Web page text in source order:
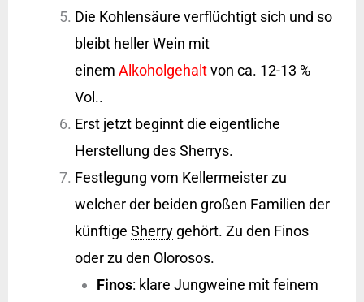
Die Kohlensäure verflüchtigt sich und so
bleibt heller Wein mit
einem Alkoholgehalt von ca. 12-13 %
Vol..
Erst jetzt beginnt die eigentliche
Herstellung des Sherrys.
Festlegung vom Kellermeister zu
welcher der beiden großen Familien der
künftige Sherrygehört. Zu den Finos
oder zu den Olorosos.
Finos: klare Jungweine mit feinem